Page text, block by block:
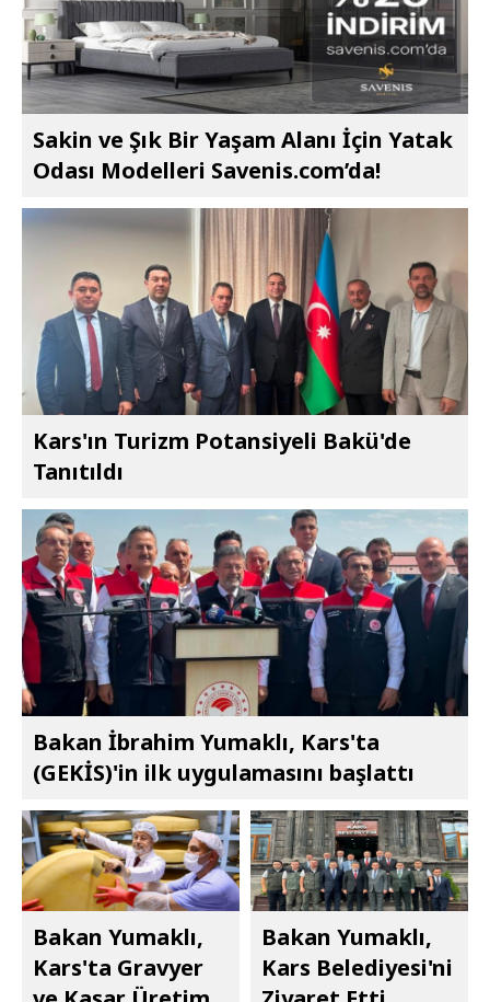
Sakin ve Şık Bir Yaşam Alanı İçin Yatak
Odası Modelleri Savenis.com’da!
Kars'ın Turizm Potansiyeli Bakü'de
Tanıtıldı
Bakan İbrahim Yumaklı, Kars'ta
(GEKİS)'in ilk uygulamasını başlattı
Bakan Yumaklı,
Kars'ta Gravyer
Bakan Yumaklı,
Kars Belediyesi'ni